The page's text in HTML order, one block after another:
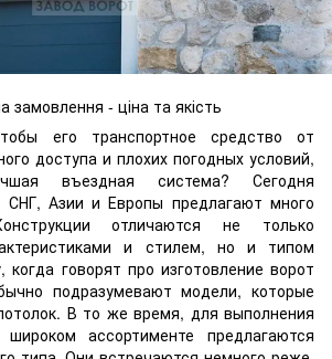
его транспортное средство от
доступа и плохих погодных условий,
въездная система? Сегодня
СНГ, Азии и Европы предлагают много
отличаются не только
и стилем, но и типом
когда говорят про изготовление ворот
подразумевают модели, которые
В то же время, для выполнения
ассортименте предлагаются